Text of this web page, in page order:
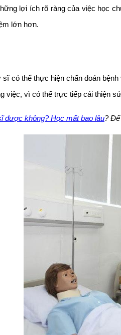
lợi ích rõ ràng của việc học
lớn hơn.
có thể thực hiện chẩn đoán
việc, vì có thể trực tiếp cải thiện
được không? Học mất bao lâu?